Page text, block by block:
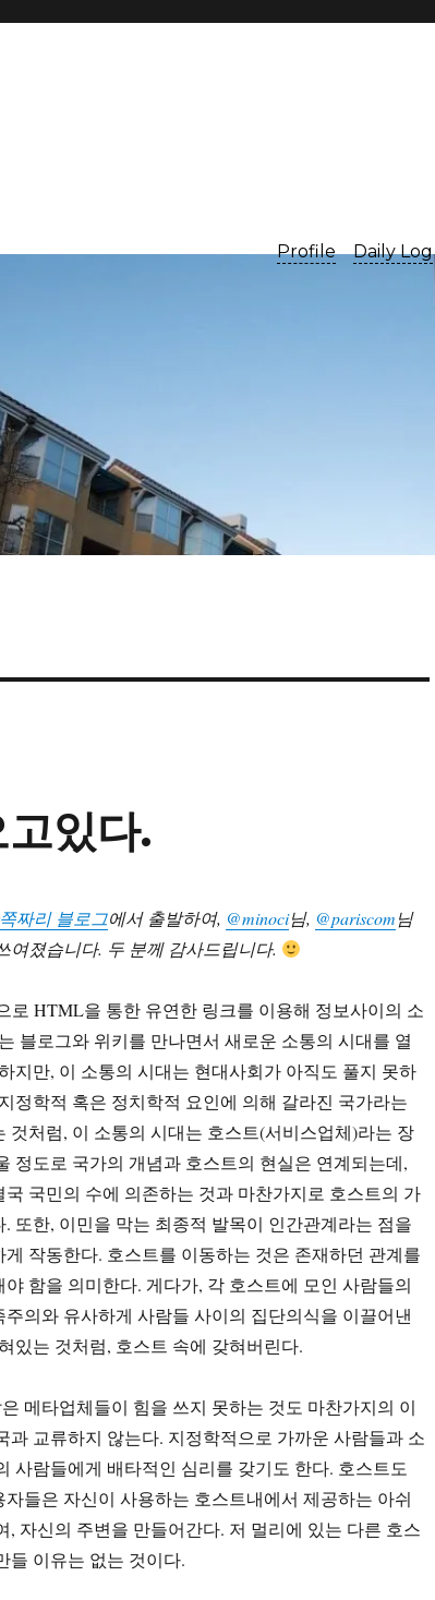
Profile Daily Log
있다.
짜리 블로그에서 출발하여, @minoci님, @pariscom님
여졌습니다. 두 분께 감사드립니다.
로 HTML을 통한 유연한 링크를 이용해 정보사이의 소
블로그와 위키를 만나면서 새로운 소통의 시대를 열
지만, 이 소통의 시대는 현대사회가 아직도 풀지 못하
정학적 혹은 정치학적 요인에 의해 갈라진 국가라는
것처럼, 이 소통의 시대는 호스트(서비스업체)라는 장
정도로 국가의 개념과 호스트의 현실은 연계되는데,
국민의 수에 의존하는 것과 마찬가지로 호스트의 가
또한, 이민을 막는 최종적 발목이 인간관계라는 점을
작동한다. 호스트를 이동하는 것은 존재하던 관계를
함을 의미한다. 게다가, 각 호스트에 모인 사람들의
의와 유사하게 사람들 사이의 집단의식을 이끌어낸
있는 것처럼, 호스트 속에 갖혀버린다.
메타업체들이 힘을 쓰지 못하는 것도 마찬가지의 이
과 교류하지 않는다. 지정학적으로 가까운 사람들과 소
사람들에게 배타적인 심리를 갖기도 한다. 호스트도
들은 자신이 사용하는 호스트내에서 제공하는 아쉬
, 자신의 주변을 만들어간다. 저 멀리에 있는 다른 호스
들 이유는 없는 것이다.